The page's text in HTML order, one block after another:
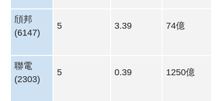
頎邦
(6147)
5 3.39 74億
聯電
(2303)
5 0.39 1250億